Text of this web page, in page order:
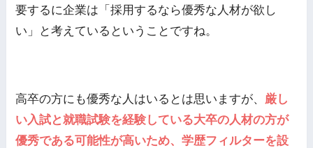
要するに企業は「採用するなら優秀な人材が欲し
い」と考えているということですね。
高卒の方にも優秀な人はいるとは思いますが、 厳し
い入試と就職試験を経験している大卒の人材の方が
優秀である可能性が高いため、学歴フィルターを設